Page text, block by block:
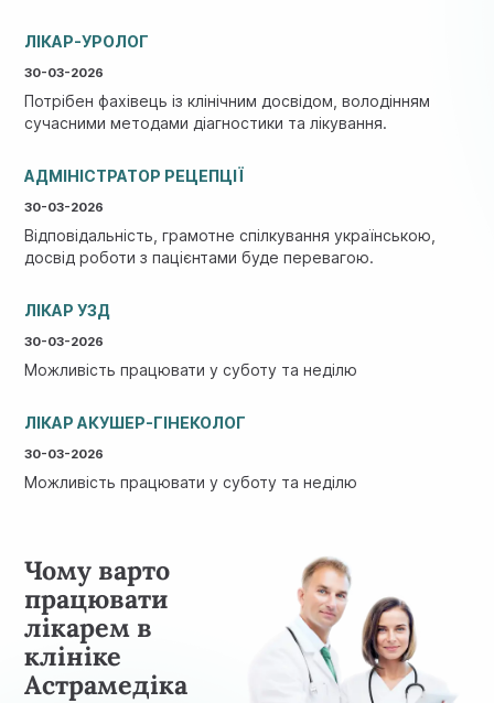
ЛІКАР-УРОЛОГ
30-03-2026
Потрібен фахівець із клінічним досвідом, володінням
сучасними методами діагностики та лікування.
АДМІНІСТРАТОР РЕЦЕПЦІЇ
30-03-2026
Відповідальність, грамотне спілкування українською,
досвід роботи з пацієнтами буде перевагою.
ЛІКАР УЗД
30-03-2026
Можливість працювати у суботу та неділю
ЛІКАР АКУШЕР-ГІНЕКОЛОГ
30-03-2026
Можливість працювати у суботу та неділю
Чому варто
працювати
лікарем в
клініке
Астрамедіка